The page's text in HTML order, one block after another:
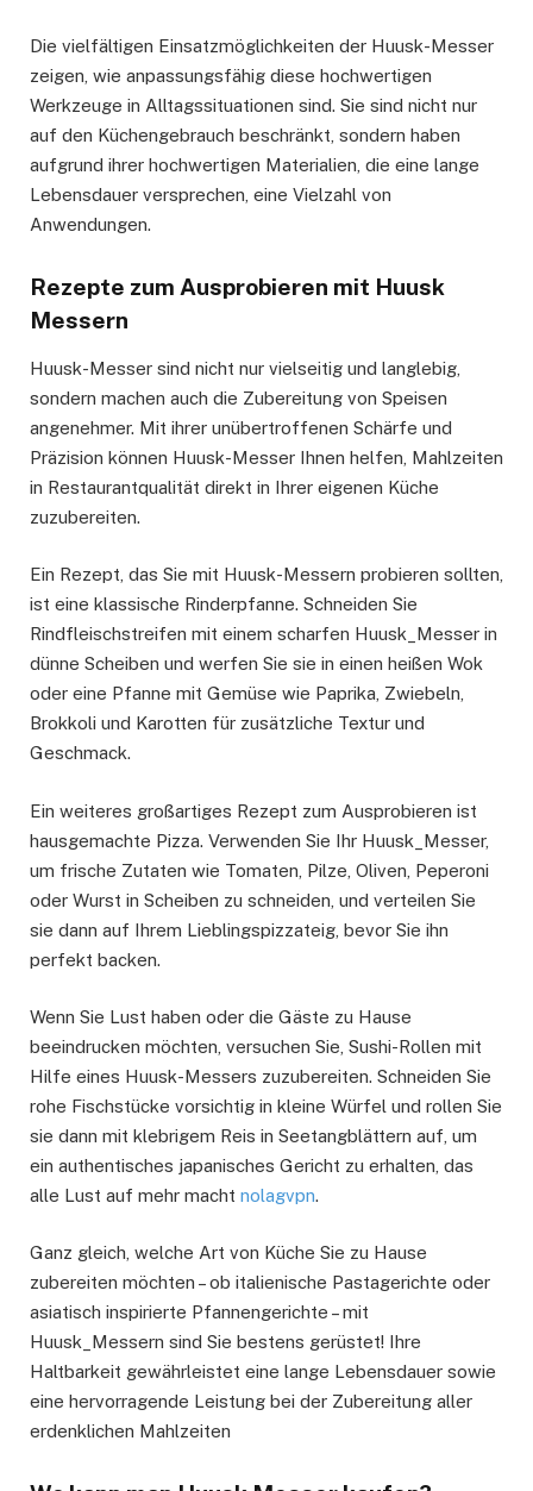
Die vielfältigen Einsatzmöglichkeiten der Huusk-Messer
zeigen, wie anpassungsfähig diese hochwertigen
Werkzeuge in Alltagssituationen sind. Sie sind nicht nur
auf den Küchengebrauch beschränkt, sondern haben
aufgrund ihrer hochwertigen Materialien, die eine lange
Lebensdauer versprechen, eine Vielzahl von
Anwendungen.
Rezepte zum Ausprobieren mit Huusk
Messern
Huusk-Messer sind nicht nur vielseitig und langlebig,
sondern machen auch die Zubereitung von Speisen
angenehmer. Mit ihrer unübertroffenen Schärfe und
Präzision können Huusk-Messer Ihnen helfen, Mahlzeiten
in Restaurantqualität direkt in Ihrer eigenen Küche
zuzubereiten.
Ein Rezept, das Sie mit Huusk-Messern probieren sollten,
ist eine klassische Rinderpfanne. Schneiden Sie
Rindfleischstreifen mit einem scharfen Huusk_Messer in
dünne Scheiben und werfen Sie sie in einen heißen Wok
oder eine Pfanne mit Gemüse wie Paprika, Zwiebeln,
Brokkoli und Karotten für zusätzliche Textur und
Geschmack.
Ein weiteres großartiges Rezept zum Ausprobieren ist
hausgemachte Pizza. Verwenden Sie Ihr Huusk_Messer,
um frische Zutaten wie Tomaten, Pilze, Oliven, Peperoni
oder Wurst in Scheiben zu schneiden, und verteilen Sie
sie dann auf Ihrem Lieblingspizzateig, bevor Sie ihn
perfekt backen.
Wenn Sie Lust haben oder die Gäste zu Hause
beeindrucken möchten, versuchen Sie, Sushi-Rollen mit
Hilfe eines Huusk-Messers zuzubereiten. Schneiden Sie
rohe Fischstücke vorsichtig in kleine Würfel und rollen Sie
sie dann mit klebrigem Reis in Seetangblättern auf, um
ein authentisches japanisches Gericht zu erhalten, das
alle Lust auf mehr macht nolagvpn.
Ganz gleich, welche Art von Küche Sie zu Hause
zubereiten möchten – ob italienische Pastagerichte oder
asiatisch inspirierte Pfannengerichte – mit
Huusk_Messern sind Sie bestens gerüstet! Ihre
Haltbarkeit gewährleistet eine lange Lebensdauer sowie
eine hervorragende Leistung bei der Zubereitung aller
erdenklichen Mahlzeiten